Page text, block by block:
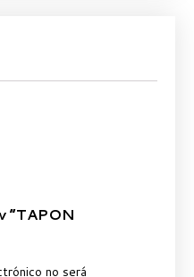
“TAPON
no será